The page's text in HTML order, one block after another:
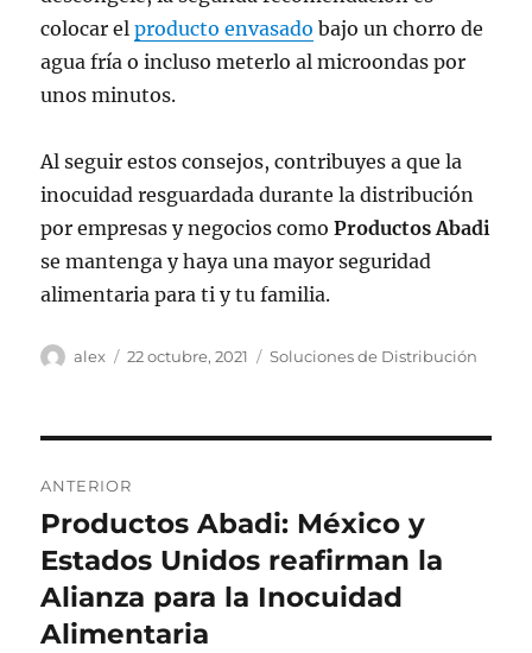
colocar elproducto envasado bajo un chorro de
agua fría o incluso meterlo al microondas por
unos minutos.
Al seguir estos consejos, contribuyes a que la
inocuidad resguardada durante la distribución
por empresas y negocios comoProductos Abadi
se mantenga y haya una mayor seguridad
alimentaria para ti y tu familia.
Autor
alex
Publicado
22 octubre, 2021 Categorías
Soluciones de Distribución
de
entradas
ANTERIOR
Entrada
anterior:
Productos Abadi: México y
Estados Unidos reafirman la
Alianza para la Inocuidad
Alimentaria